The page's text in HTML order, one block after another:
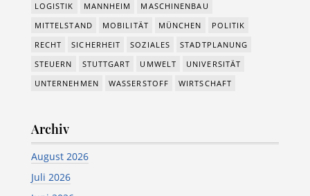
LOGISTIK
MANNHEIM
MASCHINENBAU
MITTELSTAND
MOBILITÄT MÜNCHEN
POLITIK
RECHT
SICHERHEIT SOZIALES
STADTPLANUNG
STEUERN
STUTTGART UMWELT
UNIVERSITÄT
UNTERNEHMEN
WASSERSTOFF WIRTSCHAFT
Archiv
August 2026
Juli 2026